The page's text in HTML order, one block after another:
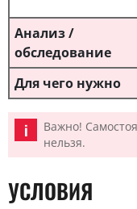
Важно!
нельзя.
УСЛОВИЯ